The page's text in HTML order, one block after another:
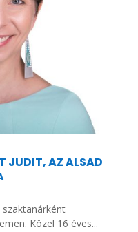
JUDIT, AZ ALSAD
Közel 16 éves...